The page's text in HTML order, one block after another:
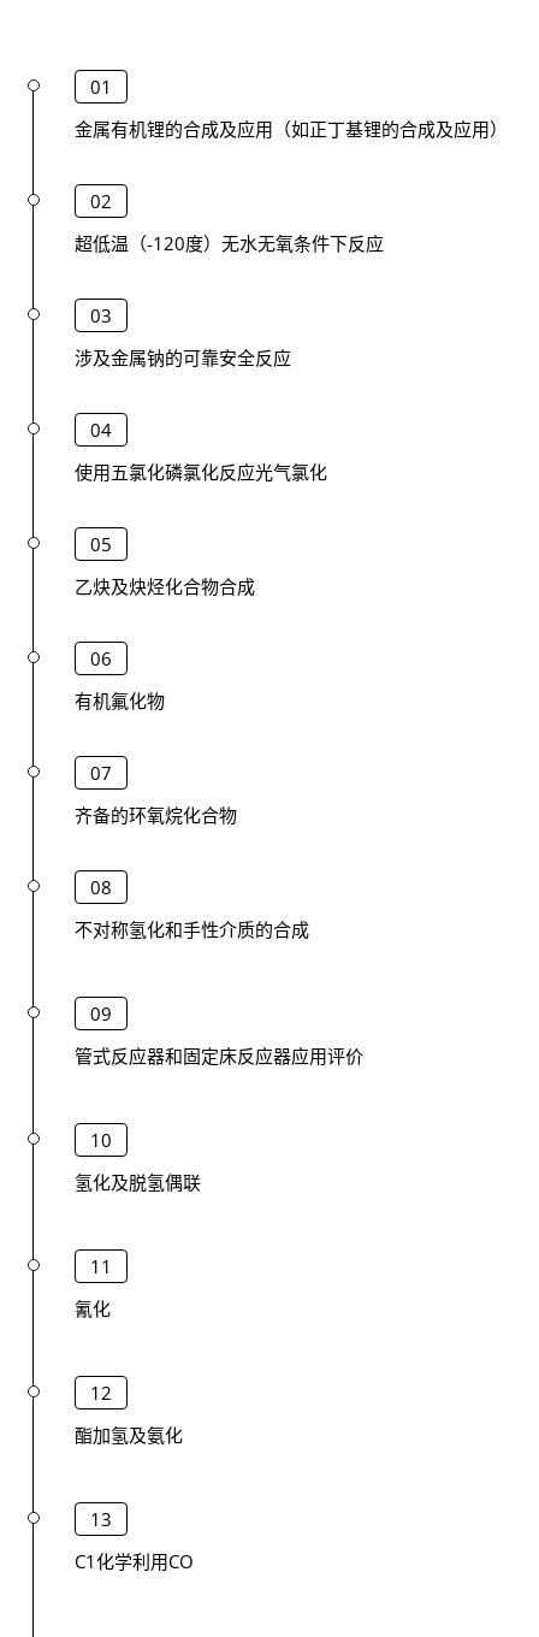
01
金属有机锂的合成及应用（如正丁基锂的合成及应用）
02
超低温（-120度）无水无氧条件下反应
03
涉及金属钠的可靠安全反应
04
使用五氯化磷氯化反应光气氯化
05
乙炔及炔烃化合物合成
06
有机氟化物
07
齐备的环氧烷化合物
08
不对称氢化和手性介质的合成
09
管式反应器和固定床反应器应用评价
10
氢化及脱氢偶联
11
氰化
12
酯加氢及氨化
13
C1化学利用CO